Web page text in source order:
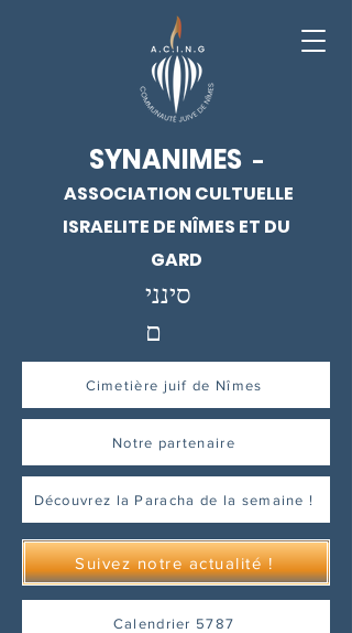
SYNANIMES -
ASSOCIATION CULTUELLE
ISRAELITE DE NÎMES ET DU
GARD
סינני
ם
Cimetière juif de Nîmes
Notre partenaire
Découvrez la Paracha de la semaine !
Suivez notre actualité !
Calendrier 5787